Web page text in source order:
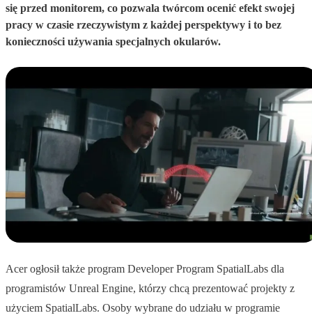
się przed monitorem, co pozwala twórcom ocenić efekt swojej
pracy w czasie rzeczywistym z każdej perspektywy i to bez
konieczności używania specjalnych okularów.
Acer ogłosił także program Developer Program SpatialLabs dla
programistów Unreal Engine, którzy chcą prezentować projekty z
użyciem SpatialLabs. Osoby wybrane do udziału w programie